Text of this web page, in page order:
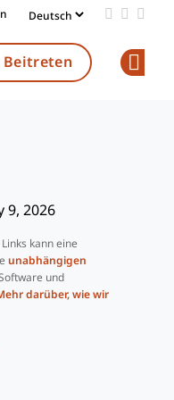
Add us
Follow
Beitreten
9, 2026
kann eine
unabhängigen
und
darüber, wie wir